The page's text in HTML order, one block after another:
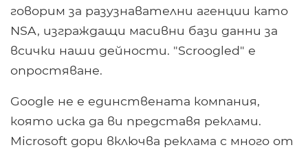
говорим за разузнавателни агенции като
NSA, изграждащи масивни бази данни за
всички наши дейности. "Scroogled" е
опростяване.
Google не е единствената компания,
която иска да ви представя реклами.
Microsoft дори включва реклама с много от